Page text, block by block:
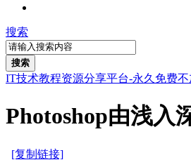
搜索
搜索
IT技术教程资源分享平台-永久免费
Photoshop由浅入
[复制链接]